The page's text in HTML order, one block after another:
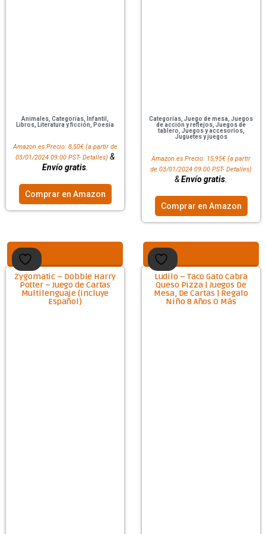
Animales Categorías Infantil
Libros
Literatura y ficción Poesía
Amazon.es Precio: 8,50€(a partir de
03/01/2024 09:00 PST- Detalles) &
Envío gratis.
Comprar en Amazon
Categorías Juego de mesa Juegos
de acción y reflejos Juegos de
tablero Juegos y accesorios,
Juguetes y juegos
Amazon.es Precio: 15,95€ (a partir
de 03/01/2024 09:00 PST- Detalles)
&Envío gratis
Comprar en Amazon
Zygomatic – Dobble Harry
Potter – Juego de Cartas
Multilenguaje (incluye
Español)
Ludilo – Taco Gato Cabra
Queso Pizza | Juegos De
Mesa, De Cartas | Regalo
Niño 8 Años O Más